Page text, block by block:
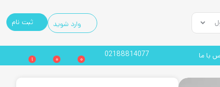
وارد شوید ثبت نام
با ما 02188814077
0
0
1